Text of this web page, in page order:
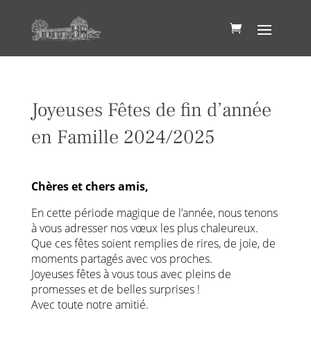
Joyeuses Fêtes de fin d’année
en Famille 2024/2025
Chères et chers amis,
En cette période magique de l’année, nous tenons
à vous adresser nos vœux les plus chaleureux.
Que ces fêtes soient remplies de rires, de joie, de
moments partagés avec vos proches.
Joyeuses fêtes à vous tous avec pleins de
promesses et de belles surprises !
Avec toute notre amitié.